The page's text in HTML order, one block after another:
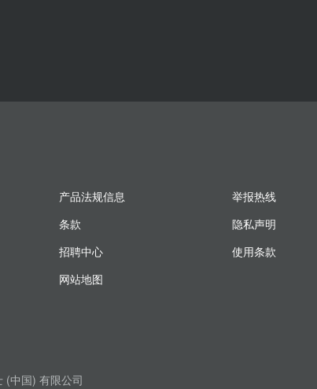
产品法规信息
举报热线
条款
隐私声明
招聘中心
使用条款
网站地图
(中国) 有限公司